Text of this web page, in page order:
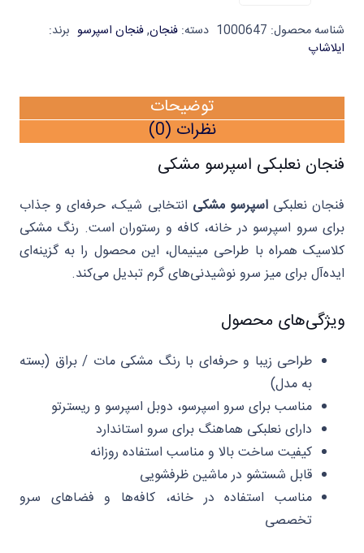
شناسه محصول: 1000647 دسته: فنجان,فنجان اسپرسو برند:
ایلاشاپ
توضیحات
نظرات (0)
فنجان نعلبکی اسپرسو مشکی
فنجان نعلبکیاسپرسو مشکی انتخابی شیک، حرفه‌ای و جذاب
برای سرو اسپرسو در خانه، کافه و رستوران است. رنگ مشکی
کلاسیک همراه با طراحی مینیمال، این محصول را به گزینه‌ای
ایده‌آل برای میز سرو نوشیدنی‌های گرم تبدیل می‌کند.
ویژگی‌های محصول
طراحی زیبا و حرفه‌ای با رنگ مشکی مات / براق (بسته
به مدل)
مناسب برای سرو اسپرسو، دوبل اسپرسو و ریسترتو
دارای نعلبکی هماهنگ برای سرو استاندارد
کیفیت ساخت بالا و مناسب استفاده روزانه
قابل شستشو در ماشین ظرفشویی
مناسب استفاده در خانه، کافه‌ها و فضاهای سرو
تخصصی